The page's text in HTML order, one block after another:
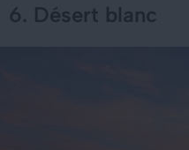
6. Désert blanc